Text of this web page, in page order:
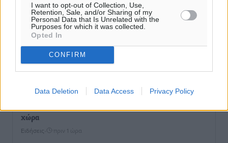
I want to opt-out of Collection, Use,
Retention, Sale, and/or Sharing of my
Personal Data that Is Unrelated with the
Purposes for which it was collected.
Opted In
CONFIRM
Data Deletion Data Access Privacy Policy
Ροή ειδήσεων
χώρα
Ειδήσεις πριν 1 ώρα